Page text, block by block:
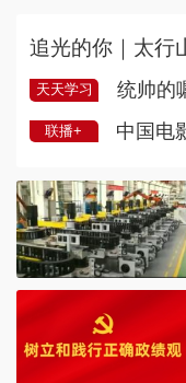
追光的你｜太行
天天学习 统帅的
联播+ 中国电